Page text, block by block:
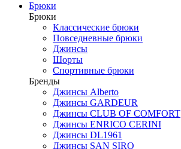
Брюки
Брюки
Классические брюки
Повседневные брюки
Джинсы
Шорты
Спортивные брюки
Бренды
Джинсы Alberto
Джинсы GARDEUR
Джинсы CLUB OF COMFORT
Джинсы ENRICO CERINI
Джинсы DL1961
Джинсы SAN SIRO